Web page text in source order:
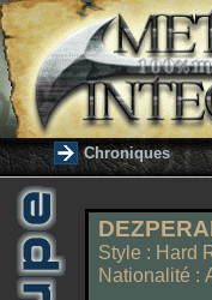
Chroniques
Style : Hard
Nationalité :